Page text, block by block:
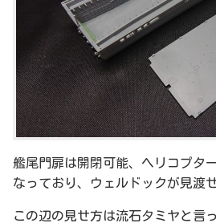
艦尾門扉は開閉可能、ヘリコプタ
なっており、ウェルドックが見渡せ
この辺の見せ方は流石タミヤと言